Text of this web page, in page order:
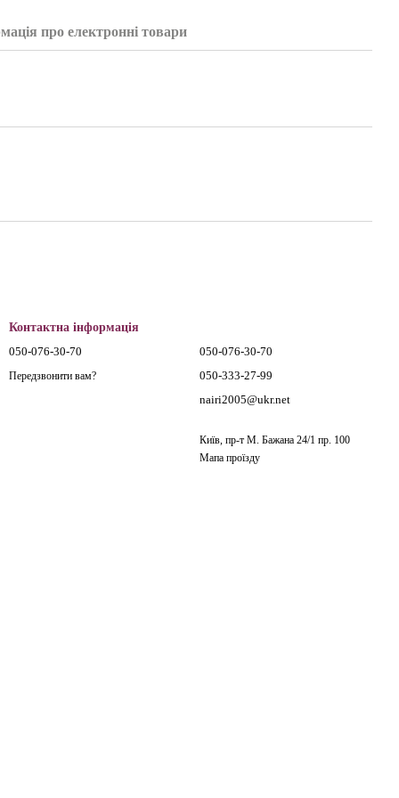
про електронні товари
Контактна інформація
050-076-30-70
Передзвонити вам?
050-076-30-70
050-333-27-99
nairi2005@ukr.net
Київ, пр-т М. Бажана 24/1 пр. 100
Мапа проїзду